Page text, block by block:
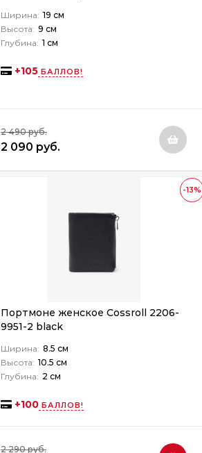
Ширина: 19 см
Высота: 9 см
Глубина: 1 см
+105 БАЛЛОВ!
2 490 руб.
2 090 руб.
-13%
Портмоне женское Cossroll 2206-
9951-2 black
Ширина: 8.5 см
Высота: 10.5 см
Глубина: 2 см
+100 БАЛЛОВ!
2 290 руб.